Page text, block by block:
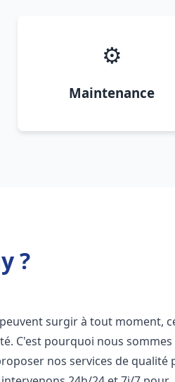
⚙️
Maintenance
?
surgir à tout moment,
C'est pourquoi nous sommes
nos services de qualité